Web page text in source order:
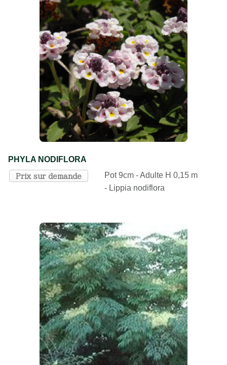
PHYLA NODIFLORA
Prix sur demande
Pot 9cm - Adulte H 0,15 m
- Lippia nodiflora